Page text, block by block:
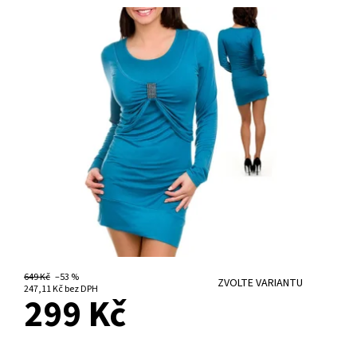
649 Kč –53 %
247,11 Kč bez DPH
ZVOLTE VARIANTU
299 Kč